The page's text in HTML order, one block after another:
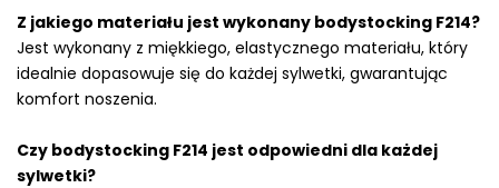
Z jakiego materiału jest wykonany bodystocking F214?
Jest wykonany z miękkiego, elastycznego materiału, który
idealnie dopasowuje się do każdej sylwetki, gwarantując
komfort noszenia.
Czy bodystocking F214 jest odpowiedni dla każdej
sylwetki?